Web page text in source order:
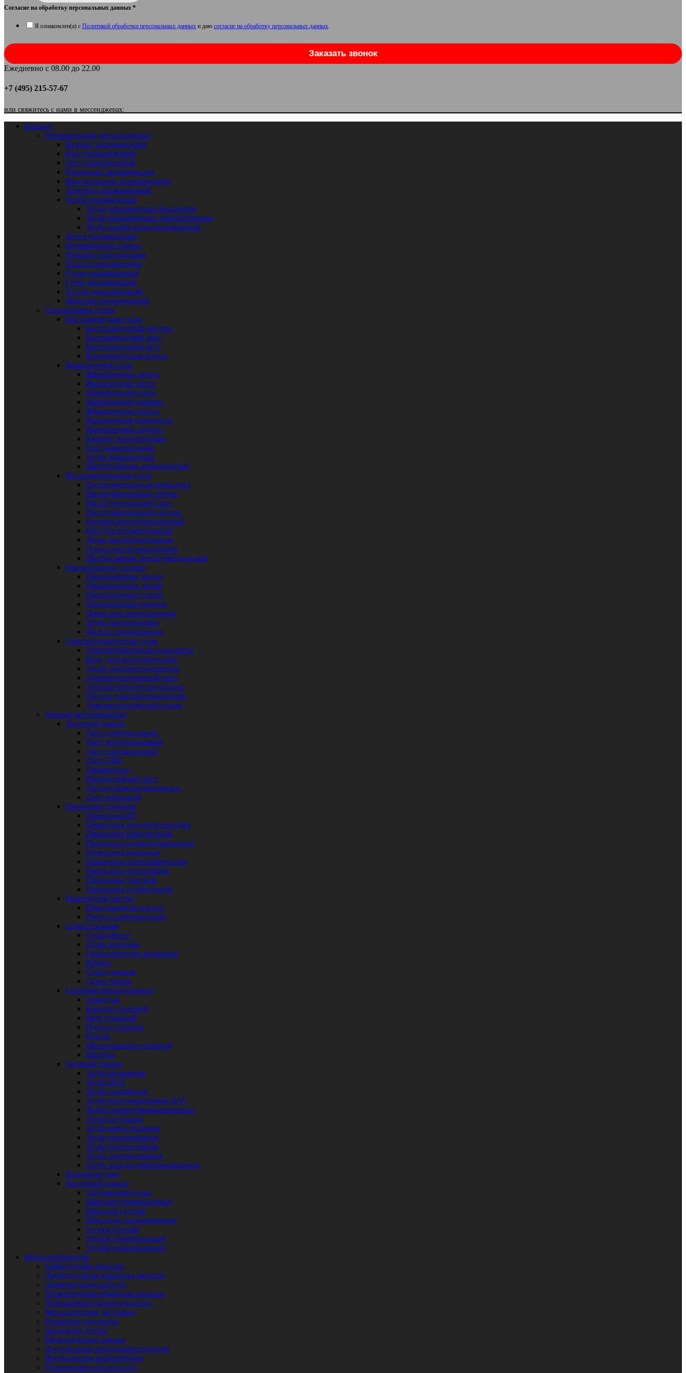
Согласие на обработку персональных данных *
Я ознакомлен(а) с Политикой обработки персональных данных и даю согласие на обработку персональных данных.
Заказать звонок
Ежедневно с 08.00 до 22.00
+7 (495) 215-57-67
или свяжитесь с нами в мессенджерах:
Каталог
Нержавеющий металлопрокат
Квадрат нержавеющий
Круг нержавеющий
Лист нержавеющий
Проволока нержавеющая
Шестигранник нержавеющий
Электрод нержавеющий
Труба нержавеющая
Труба нержавеющая бесшовная
Труба нержавеющая электросварная
Труба профильная нержавеющая
Лента нержавеющая
Нержавеющие плиты
Поковка нержавеющая
Полоса нержавеющая
Рулон нержавеющий
Сетка нержавеющая
Уголок нержавеющий
Швеллер нержавеющий
Специальные стали
Быстрорежущая сталь
Быстрорежущий квадрат
Быстрорежущий лист
Быстрорежущий круг
Быстрорежущая полоса
Жаропрочная сталь
Жаропрочные листы
Жаропрочная лента
Жаропрочная плита
Жаропрочная поковка
Жаропрочная полоса
Жаропрочная проволока
Жаропрочные прутки
Квадрат жаропрочный
Круг жаропрочный
Труба жаропрочная
Шестигранник жаропрочный
Инструментальная сталь
Инструментальная проволока
Инструментальные трубы
Инструментальный лист
Инструментальный пруток
Квадрат инструментальный
Круг инструментальный
Лента инструментальная
Полоса инструментальная
Шестигранник инструментальный
Прецизионные сплавы
Прецизионные ленты
Прецизионные листы
Прецизионные плиты
Прецизионные полосы
Проволока прецизионная
Труба прецизионная
Фольга прецизионная
Электротехническая сталь
Электротехнические квадраты
Круг электротехнический
Лента электротехническая
Электротехнический лист
Электротехническая полоса
Пруток электротехнический
Электротехнический рулон
Черный металлопрокат
Листовой прокат
Лист горячекатаный
Лист холоднокатаный
Лист оцинкованный
Лист ПВЛ
Профнастил
Износостойкий лист
Листы низколегированные
Лист рифленый
Проволока стальная
Проволока ВР
Проволока холодной высадки
Проволока качественная
Проволока низколегированная
Проволока вязальная
Проволока полиграфическая
Проволока телеграфная
Проволока торговая
Проволока углеродистая
Решетчатый настил
Прессованный настил
Настил горячекатаный
Сетка стальная
Сетка Манье
Сетка плетеная
Сетка просечно-вытяжная
Рабица
Сетка сварная
Сетка тканая
Сортовой металлопрокат
Арматура
Квадрат стальной
Круг стальной
Полоса стальная
Рельсы
Шестигранник стальной
Шпонка
Трубный прокат
Труба бесшовная
Труба ВГП
Труба газлифтная
Труба восстановленная (Б/У)
Труба горячедеформированная
Труба котельная
Труба магистральная
Труба оцинкованная
Труба толстостенная
Труба электросварная
Труба холоднодеформированная
Винтовые сваи
Фасонный прокат
Двутавровая балка
Швеллер горячекатаный
Швеллер гнутый
Швеллеры оцинкованные
Уголок гнутый
Уголок горячекатаный
Уголок оцинкованный
Металлообработка
Гибка и рубка металла
Дробеструйная обработка металла
Лазерная резка металла
Пескоструйная обработка металла
Порошковая покраска металла
Металлические лестницы
Пожарные лестницы
Закладные детали
Металлические заборы
Изготовление металлоконструкций
Изготовление кронштейнов
Плазменная резка металла